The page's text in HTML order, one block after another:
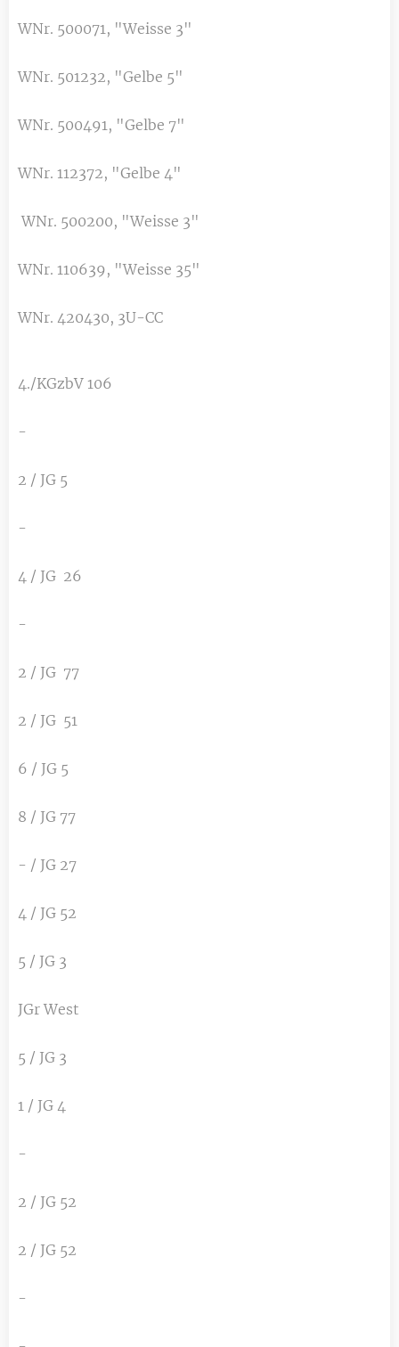
WNr. 500071, "Weisse 3"
WNr. 501232, "Gelbe 5"
WNr. 500491, "Gelbe 7"
WNr. 112372, "Gelbe 4"
WNr. 500200, "Weisse 3"
WNr. 110639, "Weisse 35"
WNr. 420430, 3U-CC
4./KGzbV 106
-
2 / JG 5
-
4 / JG 26
-
2 / JG 77
2 / JG 51
6 / JG 5
8 / JG 77
- / JG 27
4 / JG 52
5 / JG 3
JGr West
5 / JG 3
1 / JG 4
-
2 / JG 52
2 / JG 52
-